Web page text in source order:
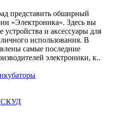
представить обширный
«Электроника». Здесь вы
устройства и аксессуары для
использования. В
самые последние
электроники, к..
СКУД